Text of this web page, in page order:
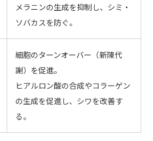
メラニンの生成を抑制し、シミ・
ソバカスを防ぐ。
細胞のターンオーバー（新陳代
謝）を促進。
ヒアルロン酸の合成やコラーゲン
の生成を促進し、シワを改善す
る。